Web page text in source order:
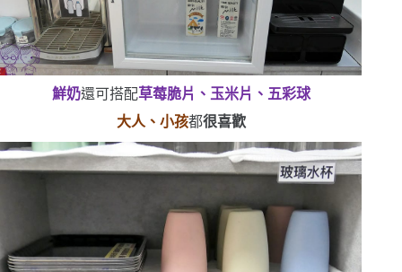
鮮奶還可搭配草莓脆片、玉米片、五彩球
大人、小孩都很喜歡